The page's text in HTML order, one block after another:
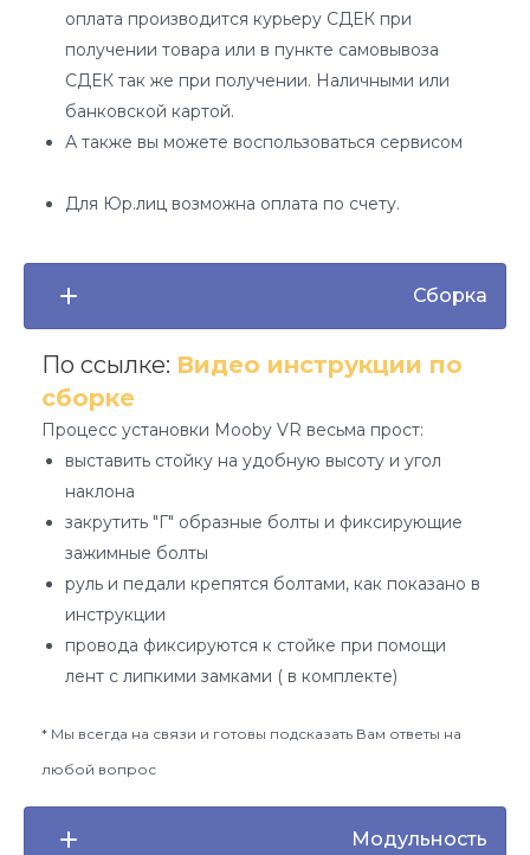
оплата производится курьеру СДЕК при
получении товара или в пункте самовывоза
СДЕК так же при получении. Наличными или
банковской картой.
А также вы можете воспользоваться сервисом
Для Юр.лиц возможна оплата по счету.
Сборка
По ссылке: Видео инструкции по
сборке
Процесс установки Mooby VR весьма прост:
выставить стойку на удобную высоту и угол
наклона
закрутить "Г" образные болты и фиксирующие
зажимные болты
руль и педали крепятся болтами, как показано в
инструкции
провода фиксируются к стойке при помощи
лент с липкими замками ( в комплекте)
* Мы всегда на связи и готовы подсказать Вам ответы на
любой вопрос
Модульность